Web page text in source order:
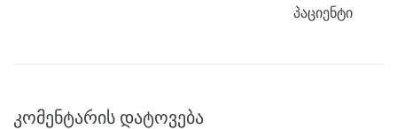
პაციენტი
კომენტარის დატოვება